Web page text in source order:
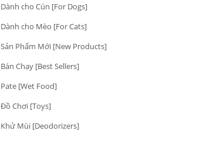
Dành cho Cún [For Dogs]
Dành cho Mèo [For Cats]
Sản Phẩm Mới [New Products]
Bán Chạy [Best Sellers]
Pate [Wet Food]
Đồ Chơi [Toys]
Khử Mùi [Deodorizers]